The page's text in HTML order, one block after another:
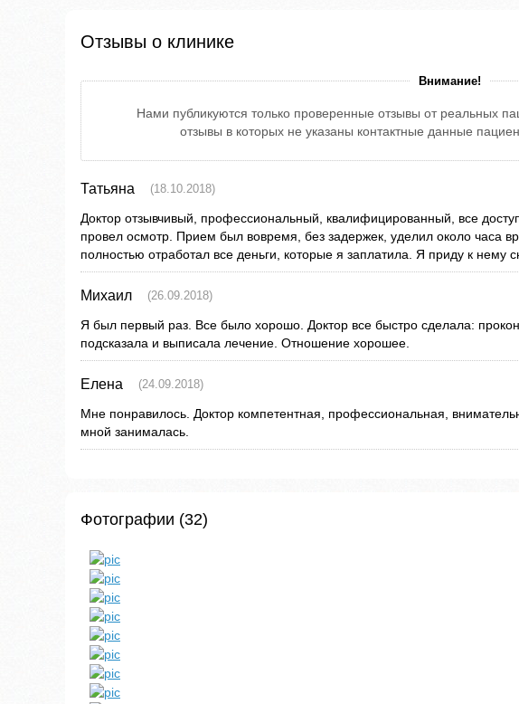
Отзывы о клинике
Внимание!
Нами публикуются только проверенные отзывы от реальных
отзывы в которых не указаны контактные данные
Татьяна (18.10.2018)
Доктор отзывчивый, профессиональный, квалифицированный, все
провел осмотр. Прием был вовремя, без задержек, уделил около часа
полностью отработал все деньги, которые я заплатила. Я приду к нему
Михаил (26.09.2018)
Я был первый раз. Все было хорошо. Доктор все быстро сделала:
подсказала и выписала лечение. Отношение хорошее.
Елена (24.09.2018)
Мне понравилось. Доктор компетентная, профессиональная,
мной занималась.
Фотографии (32)